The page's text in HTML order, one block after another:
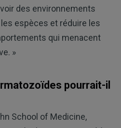
des environnements
espèces et réduire les
qui menacent
»
pourrait-il
School of Medicine,